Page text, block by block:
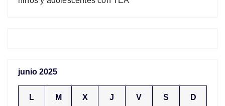
junio 2025
L M X J V S D